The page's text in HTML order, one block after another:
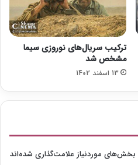
ترکیب سریال‌های نوروزی سیما
مشخص شد
13 اسفند 1402
بخش‌های موردنیاز علامت‌گذاری شده‌اند